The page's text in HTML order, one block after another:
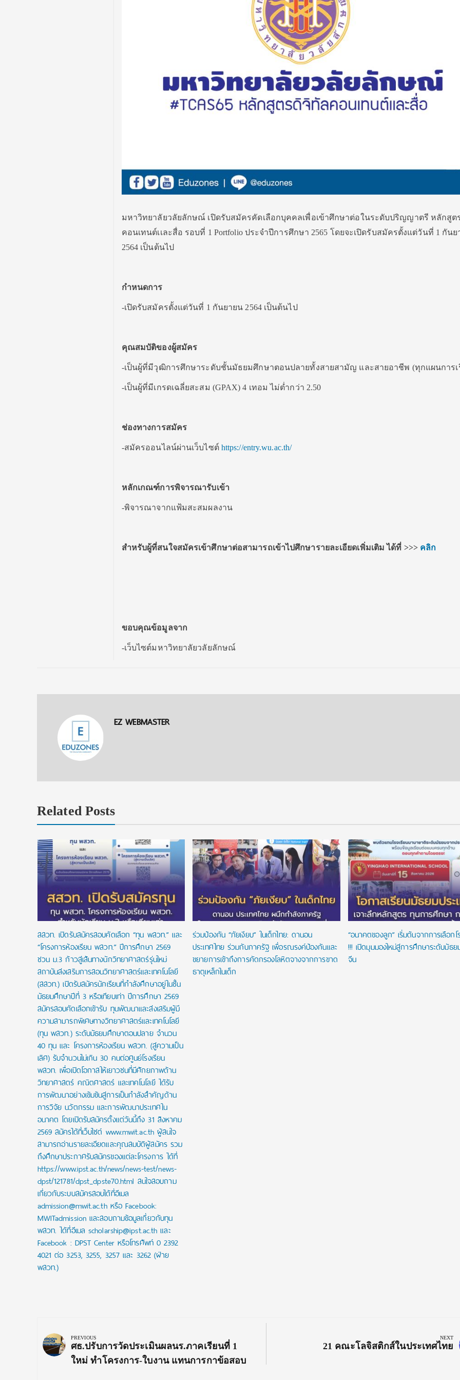
มหาวิทยาลัยวลัยลักษณ์ เปิดรับสมัครคัดเลือกบุคคลเพื่อเข้าศึกษาต่อในระดับปริญญาตรี หลักสูต
คอนเทนต์เเละสื่อ รอบที่ 1 Portfolio ประจำปีการศึกษา 2565 โดยจะเปิดรับสมัครตั้งแต่วันที่ 1 กันย
2564 เป็นต้นไป
กำหนดการ
-เปิดรับสมัครตั้งแต่วันที่ 1 กันยายน 2564 เป็นต้นไป
คุณสมบัติของผู้สมัคร
-เป็นผู้ที่มีวุฒิการศึกษาระดับชั้นมัธยมศึกษาตอนปลายทั้งสายสามัญ และสายอาชีพ (ทุกแผนการเ
-เป็นผู้ที่มีเกรดเฉลี่ยสะสม (GPAX) 4 เทอม ไม่ต่ำกว่า 2.50
ช่องทางการสมัคร
-สมัครออนไลน์ผ่านเว็บไซต์ https://entry.wu.ac.th/
หลักเกณฑ์การพิจารณารับเข้า
-พิจารณาจากแฟ้มสะสมผลงาน
สำหรับผู้ที่สนใจสมัครเข้าศึกษาต่อสามารถเข้าไปศึกษารายละเอียดเพิ่มเติม ได้ที่ >>> คลิก
ขอบคุณข้อมูลจาก
-เว็บไซต์มหาวิทยาลัยวลัยลักษณ์
EZ WEBMASTER
Related Posts
สสวท. เปิดรับสมัครสอบคัดเลือก “ทุน พสวท.” และ
“โครงการห้องเรียน พสวท.” ปีการศึกษา 2569
ชวน ม.3 ก้าวสู่เส้นทางนักวิทยาศาสตร์รุ่นใหม่
สถาบันส่งเสริมการสอนวิทยาศาสตร์และเทคโนโลยี
(สสวท.) เปิดรับสมัครนักเรียนที่กำลังศึกษาอยู่ในชั้น
มัธยมศึกษาปีที่ 3 หรือเทียบเท่า ปีการศึกษา 2569
สมัครสอบคัดเลือกเข้ารับ ทุนพัฒนาและส่งเสริมผู้มี
ความสามารถพิเศษทางวิทยาศาสตร์และเทคโนโลยี
(ทุน พสวท.) ระดับมัธยมศึกษาตอนปลาย จำนวน
40 ทุน และ โครงการห้องเรียน พสวท. (สู่ความเป็น
เลิศ) รับจำนวนไม่เกิน 30 คนต่อศูนย์โรงเรียน
พสวท. เพื่อเปิดโอกาสให้เยาวชนที่มีศักยภาพด้าน
วิทยาศาสตร์ คณิตศาสตร์ และเทคโนโลยี ได้รับ
การพัฒนาอย่างเข้มข้นสู่การเป็นกำลังสำคัญด้าน
การวิจัย นวัตกรรม และการพัฒนาประเทศใน
อนาคต โดยเปิดรับสมัครตั้งแต่วันนี้ถึง 31 สิงหาคม
2569 สมัครได้ที่เว็บไซต์ www.mwit.ac.th ผู้สนใจ
สามารถอ่านรายละเอียดและคุณสมบัติผู้สมัคร รวม
ถึงศึกษาประกาศรับสมัครของแต่ละโครงการ ได้ที่
https://www.ipst.ac.th/news/news-test/news-
dpst/121781/dpst_dpste70.html สนใจสอบถาม
เกี่ยวกับระบบสมัครสอบได้ที่อีเมล
admission@mwit.ac.th หรือ Facebook:
MWITadmission และสอบถามข้อมูลเกี่ยวกับทุน
พสวท. ได้ที่อีเมล scholarship@ipst.ac.th และ
Facebook : DPST Center หรือโทรศัพท์ 0 2392
4021 ต่อ 3253, 3255, 3257 และ 3262 (ฝ่าย
พสวท.)
ร่วมป้องกัน “ภัยเงียบ” ในเด็กไทย: ดานอน
ประเทศไทย ร่วมกับภาครัฐ เพื่อรณรงค์ป้องกันและ
ขยายการเข้าถึงการคัดกรองโลหิตจางจากการขาด
ธาตุเหล็กในเด็ก
“อนาคตของลูก” เริ่มต้นจากการเลือกโ
!!! เปิดมุมมองใหม่สู่การศึกษาระดับมัธย
จีน
navigation
PREVIOUS
Previous
Post:
ศธ.ปรับการวัดประเมินผลนร.ภาคเรียนที่ 1
ใหม่ ทำโครงการ-ใบงาน แทนการกาข้อสอบ
NEXT
Next
21 คณะโลจิสติกส์ในประเทศไทย